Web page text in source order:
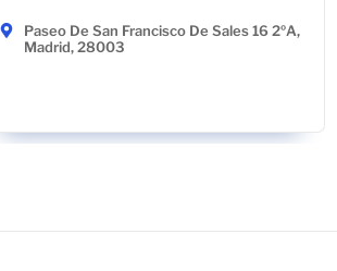
Paseo De San Francisco De Sales 16 2ºA,
Madrid, 28003